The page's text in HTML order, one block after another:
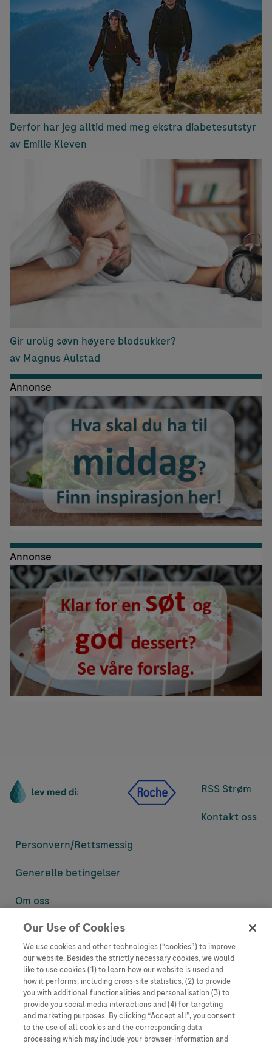
Derfor har jeg alltid med meg ekstra diabetesutstyr
av Emilie Kleven
Gir urolig søvn høyere blodsukker?
av Magnus Aulstad
Annonse
Annonse
RSS Strøm
Kontakt oss
Personvern/Rettsmessig
Generelle betingelser
Om oss
Denne nettsiden inneholder informasjon som er målsatt til en stor
informasjon som ellers ikke er tilgjengelig eller gyldig i ditt land.
Vennligst vær oppmerksom på at vi ikke tar noe ansvar for tilgang til
informasjon som muligens ikke er i samsvar med noen gyldig juridisk
prosess, regulering, registrering eller bruk i bostedslandet ditt.
Roche har ikke alltid mulighet til å kvalitetssikre andres innlegg, men
vil fjerne villedende eller upassende innlegg så langt det lar seg gjøre.
Vi har ikke ansvar for innhold på eksterne nettsider som det lenkes til.
Our Use of Cookies
We use cookies and other technologies (“cookies”) to improve
our website. Besides the strictly necessary cookies, we would
like to use cookies (1) to learn how our website is used and
how it performs, including cross-site statistics, (2) to provide
you with additional functionalities and personalisation (3) to
provide you social media interactions and (4) for targeting
and marketing purposes. By clicking “Accept all”, you consent
to the use of all cookies and the corresponding data
processing which may include your browser-information and